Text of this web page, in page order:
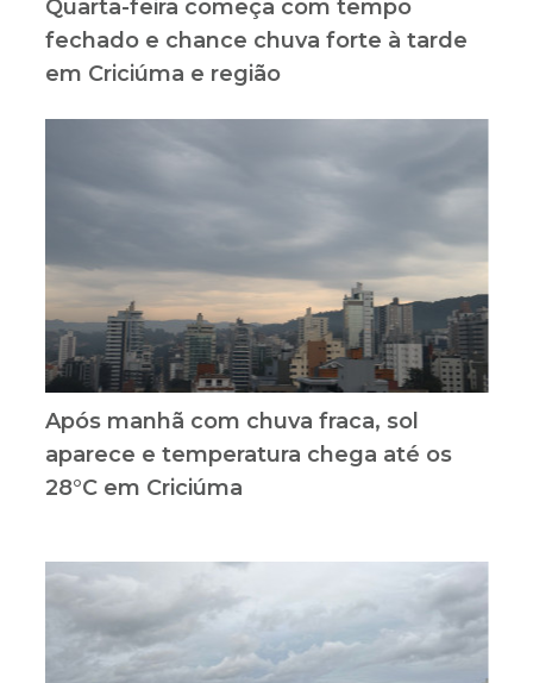
Quarta-feira começa com tempo
fechado e chance chuva forte à tarde
em Criciúma e região
Após manhã com chuva fraca, sol
aparece e temperatura chega até os
28°C em Criciúma